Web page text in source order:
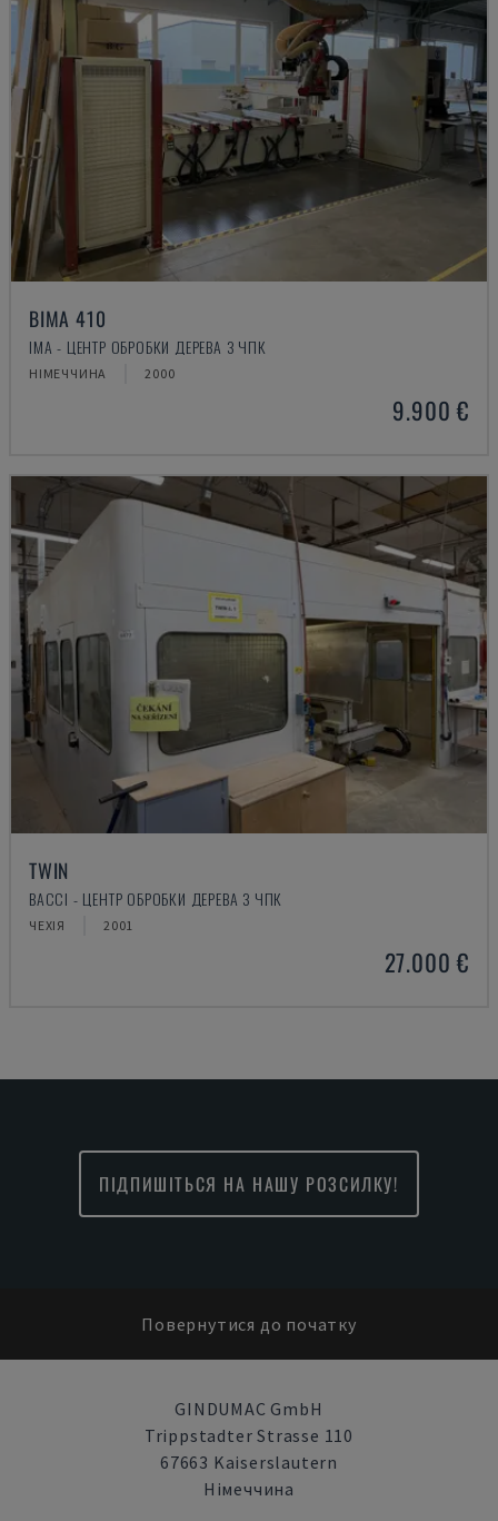
BIMA 410
IMA - ЦЕНТР ОБРОБКИ ДЕРЕВА З ЧПК
НІМЕЧЧИНА 2000
9.900 €
TWIN
BACCI - ЦЕНТР ОБРОБКИ ДЕРЕВА З ЧПК
ЧЕХІЯ 2001
27.000 €
ПІДПИШІТЬСЯ НА НАШУ РОЗСИЛКУ!
Повернутися до початку
GINDUMAC GmbH
Trippstadter Strasse 110
67663 Kaiserslautern
Німеччина